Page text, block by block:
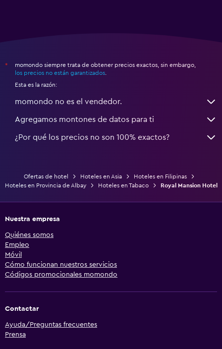
*
momondo siempre trata de obtener precios exactos, sin embargo,
los precios no están garantizados
Esta es la razón:
momondo no es el vendedor.
Agregamos montones de datos para ti
¿Por qué los precios no son 100% exactos?
Ofertas de hotel Hoteles en Asia
Hoteles en Filipinas
Hoteles en Provincia de Albay
Hoteles en Tabaco Royal Mansion Hotel
Nuestra empresa
Quiénes somos
Empleo
Móvil
Cómo funcionan nuestros servicios
Códigos promocionales momondo
Contactar
Ayuda/Preguntas frecuentes
Prensa